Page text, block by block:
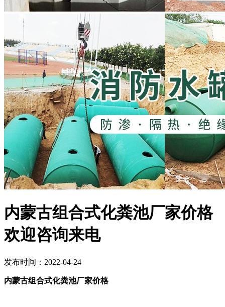
内蒙古组合式化粪池厂家价格
欢迎咨询来电
发布时间：2022-04-24
内蒙古组合式化粪池厂家价格